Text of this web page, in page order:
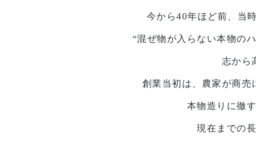
今から40年ほど前、当
“混ぜ物が入らない本物の
志から
創業当初は、農家が商売
本物造りに徹
現在までの長